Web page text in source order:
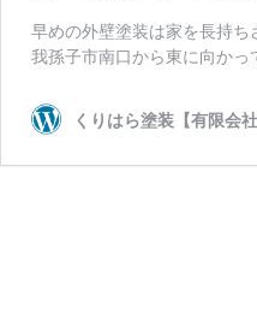
早めの外壁塗装は家を長持
我孫子市南口から東に向か
くりはら塗装【有限会